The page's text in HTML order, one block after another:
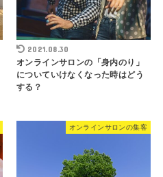
2021.08.30
オンラインサロンの「身内のり」
についていけなくなった時はどう
する？
オンラインサロンの集客